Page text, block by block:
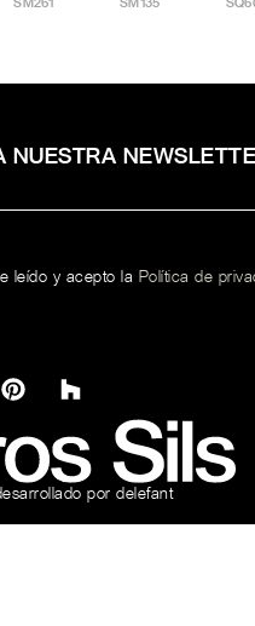
NUESTRA
leído y acepto la Política de
por delefant